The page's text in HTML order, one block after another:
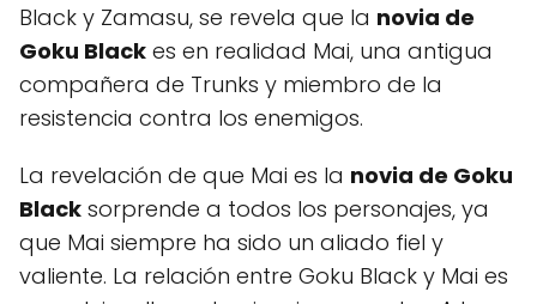
Black y Zamasu, se revela que la novia de
Goku Black es en realidad Mai, una antigua
compañera de Trunks y miembro de la
resistencia contra los enemigos.
La revelación de que Mai es la novia de Goku
Black sorprende a todos los personajes, ya
que Mai siempre ha sido un aliado fiel y
valiente. La relación entre Goku Black y Mai es